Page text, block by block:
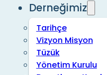
Derneğimiz
Tarihçe
Vizyon Misyon
Tüzük
Yönetim Kurulu